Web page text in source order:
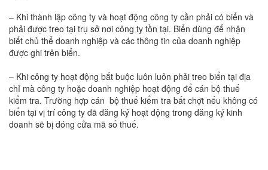
– Khi thành lập công ty và hoạt động công ty cần phải có biển và
phải được treo tại trụ sở nơi công ty tồn tại. Biển dùng để nhận
biết chủ thể doanh nghiệp và các thông tin của doanh nghiệp
được ghi trên biển.
– Khi công ty hoạt động bắt buộc luôn luôn phải treo biển tại địa
chỉ mà công ty hoặc doanh nghiệp hoạt động để cán bộ thuế
kiểm tra. Trường hợp cán bộ thuế kiểm tra bất chợt nếu không có
biển tại vị trí công ty đã đăng ký hoạt động trong đăng ký kinh
doanh sẽ bị đóng cửa mã số thuế.